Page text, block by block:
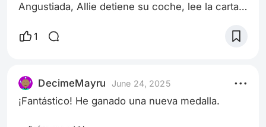
Angustiada, Allie detiene su coche, lee la carta
hotel donde se aloja Lon, para poder hablar
él. Sin embargo, el panorama cambia para Noah,
que escucha un ruido procedente de un coche
fuera. Al levantarse, ve en él a A
1
DecimeMayru June 24, 2025
¡Fantástico! He ganado una nueva medalla.